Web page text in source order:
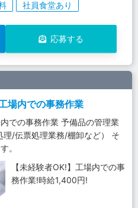
社員食堂あり
応募する
場内での事務作業
での事務作業 予備品の管理業
/伝票処理業務/棚卸など） そ
。
【未経験者OK!】工場内での事
務作業!時給1,400円!